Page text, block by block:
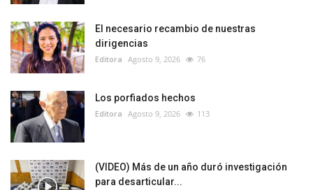
El necesario recambio de nuestras
dirigencias
Editora Agosto 9, 2026 76
Los porfiados hechos
Editora Agosto 9, 2026 113
(VIDEO) Más de un año duró investigación
para desarticular...